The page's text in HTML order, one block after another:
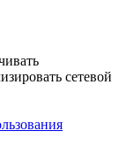
сетевой